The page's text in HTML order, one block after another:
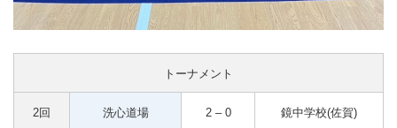
トーナメント
2回
洗心道場 2 – 0 鏡中学校(佐賀)